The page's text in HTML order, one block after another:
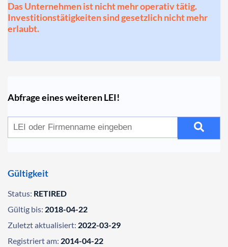
Das Unternehmen ist nicht mehr operativ tätig.
Investitionstätigkeiten sind gesetzlich nicht mehr
erlaubt.
Abfrage eines weiteren LEI!
Gültigkeit
Status: RETIRED
Gültig bis: 2018-04-22
Zuletzt aktualisiert: 2022-03-29
Registriert am: 2014-04-22